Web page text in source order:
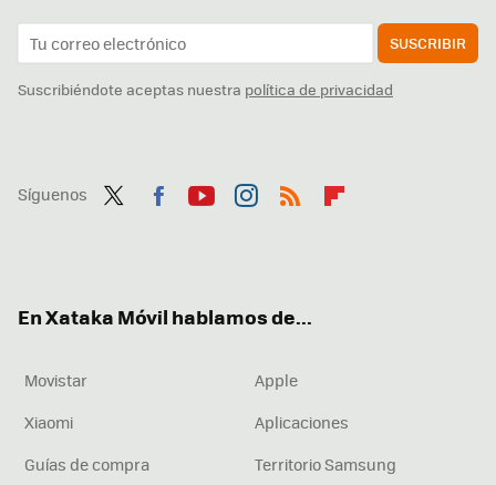
SUSCRIBIR
Suscribiéndote aceptas nuestra política de privacidad
Síguenos
En Xataka Móvil hablamos de...
Movistar
Apple
Xiaomi
Aplicaciones
Guías de compra
Territorio Samsung